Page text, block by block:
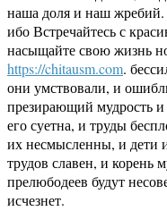
наша доля и наш жребий.
ибо Встречайтесь с
насыщайте свою жизнь
https://chitausm.com.
они умствовали, и
презирающий мудрость и
его суетна, и труды
их несмысленны, и дети
трудов славен, и корень
прелюбодеев будут
исчезнет.